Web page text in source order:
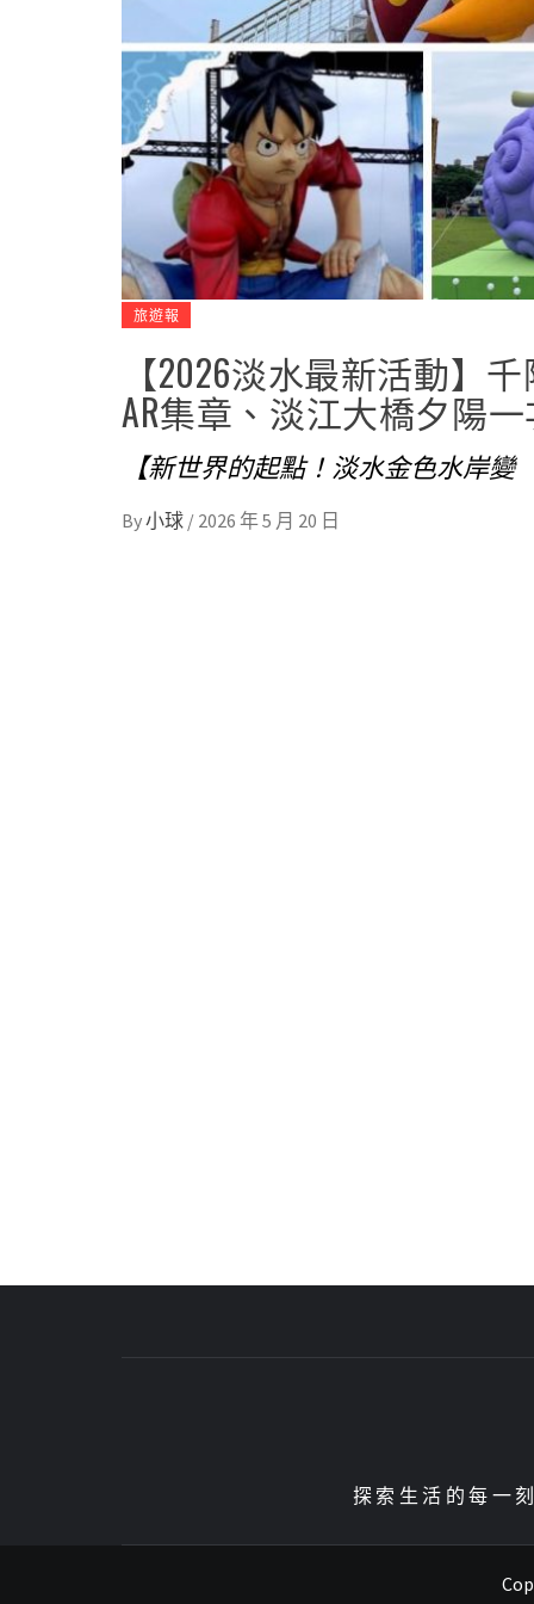
旅遊報
【2026淡水最新活動】
AR集章、淡江大橋夕陽
【新世界的起點！淡水金色水岸變
By小球 / 2026 年 5 月 20 日
探索生活的每一